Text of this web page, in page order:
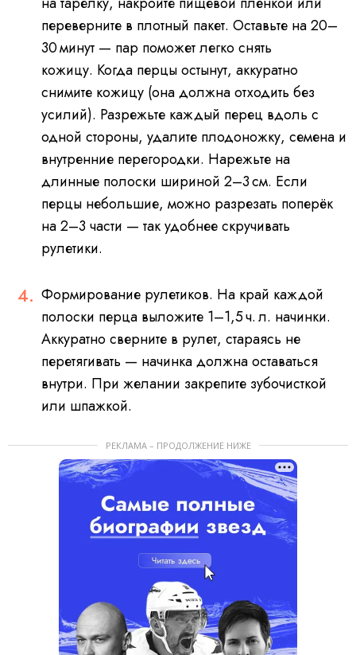
переверните в плотный пакет. Оставьте на 20–
30 минут — пар поможет легко снять
кожицу. Когда перцы остынут, аккуратно
снимите кожицу (она должна отходить без
усилий). Разрежьте каждый перец вдоль с
одной стороны, удалите плодоножку, семена и
внутренние перегородки. Нарежьте на
длинные полоски шириной 2–3 см. Если
перцы небольшие, можно разрезать поперёк
на 2–3 части — так удобнее скручивать
рулетики.
Формирование рулетиков. На край каждой
полоски перца выложите 1–1,5 ч. л. начинки.
Аккуратно сверните в рулет, стараясь не
перетягивать — начинка должна оставаться
внутри. При желании закрепите зубочисткой
или шпажкой.
РЕКЛАМА – ПРОДОЛЖЕНИЕ НИЖЕ